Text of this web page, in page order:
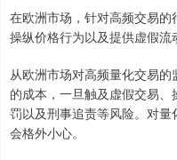
在欧洲市场，针对高频交易的
操纵价格行为以及提供虚假流
从欧洲市场对高频量化交易
的成本，一旦触及虚假交易
罚以及刑事追责等风险。对
会格外小心。